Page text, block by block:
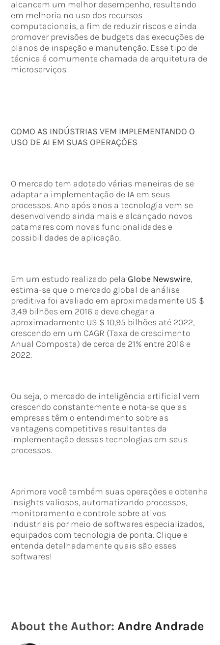
alcancem um melhor desempenho, resultando
em melhoria no uso dos recursos
computacionais, a fim de reduzir riscos e ainda
promover previsões de budgets das execuções de
planos de inspeção e manutenção. Esse tipo de
técnica é comumente chamada de arquitetura de
microserviços.
COMO AS INDÚSTRIAS VEM IMPLEMENTANDO O
USO DE AI EM SUAS OPERAÇÕES
O mercado tem adotado várias maneiras de se
adaptar a implementação de IA em seus
processos. Ano após anos a tecnologia vem se
desenvolvendo ainda mais e alcançado novos
patamares com novas funcionalidades e
possibilidades de aplicação.
Em um estudo realizado pela Globe Newswire,
estima-se que o mercado global de análise
preditiva foi avaliado em aproximadamente US $
3,49 bilhões em 2016 e deve chegar a
aproximadamente US $ 10,95 bilhões até 2022,
crescendo em um CAGR (Taxa de crescimento
Anual Composta) de cerca de 21% entre 2016 e
2022.
Ou seja, o mercado de inteligência artificial vem
crescendo constantemente e nota-se que as
empresas têm o entendimento sobre as
vantagens competitivas resultantes da
implementação dessas tecnologias em seus
processos.
Aprimore você também suas operações e obtenha
insights valiosos, automatizando processos,
monitoramento e controle sobre ativos
industriais por meio de softwares especializados,
equipados com tecnologia de ponta. Clique e
entenda detalhadamente quais são esses
softwares!
About the Author:Andre Andrade